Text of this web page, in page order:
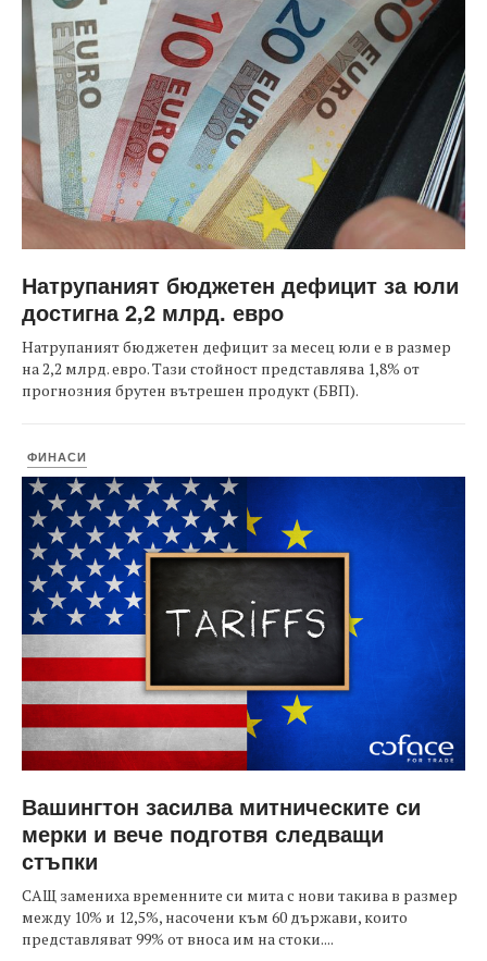
Натрупаният бюджетен дефицит за юли
достигна 2,2 млрд. евро
Натрупаният бюджетен дефицит за месец юли е в размер
на 2,2 млрд. евро. Тази стойност представлява 1,8% от
прогнозния брутен вътрешен продукт (БВП).
ФИНАСИ
Вашингтон засилва митническите си
мерки и вече подготвя следващи
стъпки
САЩ замениха временните си мита с нови такива в размер
между 10% и 12,5%, насочени към 60 държави, които
представляват 99% от вноса им на стоки....